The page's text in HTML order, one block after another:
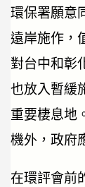
環保署願意
遠岸施作，
對台中和彰
也放入暫緩
重要棲息地
機外，政府
在環評會前